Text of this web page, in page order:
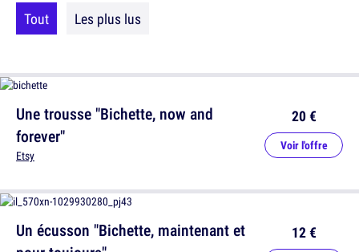
Tout Les plus lus
Une trousse "Bichette, now and
forever"
Etsy
20 €
Voir l'offre
Un écusson "Bichette, maintenant et
12 €